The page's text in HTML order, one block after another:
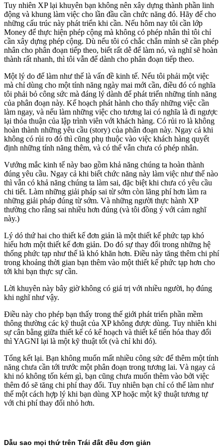
Tuy nhiên XP lại khuyên bạn không nên xây dựng thành phần linh
động và khung làm việc cho lần đầu cần chức năng đó. Hãy để cho
những cấu trúc này phát triển khi cần. Nếu hôm nay tôi cần lớp
Money để thực hiện phép cộng mà không có phép nhân thì tôi chỉ
cần xây dựng phép cộng. Dù nếu tôi có chắc chắn mình sẽ cần phép
nhân cho phân đoạn tiếp theo, biết rất dễ để làm nó, và nghĩ sẽ hoàn
thành rất nhanh, thì tôi vẫn để dành cho phân đoạn tiếp theo.
Một lý do để làm như thế là vấn đề kinh tế. Nếu tôi phải một việc
mà chỉ dùng cho một tính năng ngày mai mới cần, điều đó có nghĩa
tôi phải bỏ công sức mà đáng lý dành để phát triển những tính năng
của phân đoạn này. Kế hoạch phát hành cho thấy những việc cần
làm ngay, và nếu làm những việc cho tương lai có nghĩa là đi ngược
lại thỏa thuận của lập trình viên với khách hàng. Có rủi ro là không
hoàn thành những yêu cầu (story) của phân đoạn này. Ngay cả khi
không có rủi ro đó thì cũng phụ thuộc vào việc khách hàng quyết
định những tính năng thêm, và có thể vẫn chưa có phép nhân.
Vướng mắc kinh tế này bao gồm khả năng chúng ta hoàn thành
đúng yêu cầu. Ngay cả khi biết chức năng này làm việc như thế nào
thì vẫn có khả năng chúng ta làm sai, đặc biệt khi chưa có yêu cầu
chi tiết. Làm những giải pháp sai từ sớm còn lãng phí hơn làm ra
những giải pháp đúng từ sớm. Và những người thực hành XP
thường cho rằng sai nhiều hơn đúng (và tôi đồng ý với cảm nghĩ
này.)
Lý dó thứ hai cho thiết kế đơn giản là một thiết kế phức tạp khó
hiểu hơn một thiết kế đơn giản. Do đó sự thay đổi trong những hệ
thống phức tạp như thế là khó khăn hơn. Điều này tăng thêm chi phí
trong khoảng thời gian bạn thêm vào một thiết kế phức tạp hơn cho
tới khi bạn thực sự cần.
Lời khuyên này bây giờ không có giá trị với nhiều người, họ đúng
khi nghĩ như vậy.
Điều này cho phép bạn thấy trong thế giới phát triển phần mềm
thông thường các kỹ thuật của XP không được dùng. Tuy nhiên khi
sự cân bằng giữa thiết kế có kế hoạch và thiết kế tiến hóa thay đổi
thì YAGNI lại là một kỹ thuật tốt (và chỉ khi đó).
Tổng kết lại. Bạn không muốn mất nhiều công sức để thêm một tính
năng chưa cần tới trước một phân đoạn trong tương lai. Và ngay cả
khi nó không tốn kém gì, bạn cũng chưa muốn thêm vào bởi việc
thêm đó sẽ tăng chi phí thay đổi. Tuy nhiên bạn chỉ có thể làm như
thế một cách hợp lý khi bạn dùng XP hoặc một kỹ thuật tương tự
với chi phí thay đổi nhỏ hơn.
Dẫu sao mọi thứ trên Trái đất đều đơn giản